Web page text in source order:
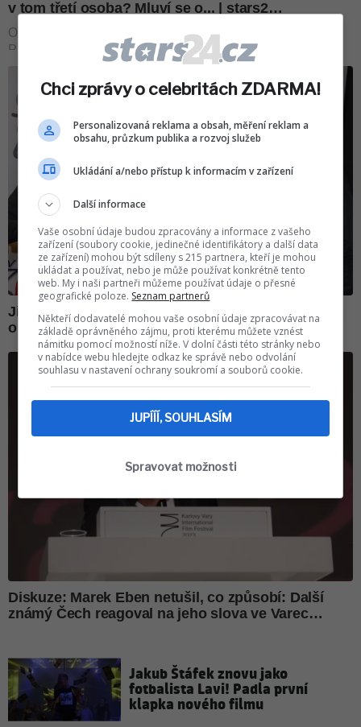
Jakub Štáfek znovu jako
fotbalista Lavi! Padla první
klapka nového filmu
Chci zprávy o celebritách ZDARMA!
Personalizovaná reklama a obsah, měření reklam a
obsahu, průzkum publika a rozvoj služeb
Ukládání a/nebo přístup k informacím v zařízení
Další informace
Vaše osobní údaje budou zpracovány a informace z vašeho
zařízení (soubory cookie, jedinečné identifikátory a další data
ze zařízení) mohou být sdíleny s 215 partnera, kteří je mohou
ukládat a používat, nebo je může používat konkrétně tento
web. My i naši partneři můžeme používat údaje o přesné
geografické poloze. Seznam partnerů
Někteří dodavatelé mohou vaše osobní údaje zpracovávat na
základě oprávněného zájmu, proti kterému můžete vznést
námitku pomocí možností níže. V dolní části této stránky nebo
v nabídce webu hledejte odkaz ke správě nebo odvolání
souhlasu v nastavení ochrany soukromí a souborů cookie.
JUPÍÍÍ, SOUHLASÍM
Spravovat možnosti